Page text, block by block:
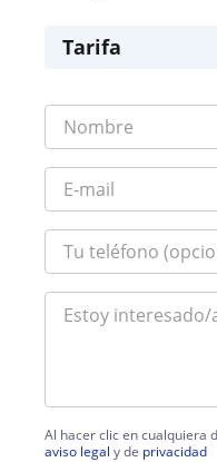
Tarifa
Al hacer clic en cualquiera
aviso legal y de privacidad